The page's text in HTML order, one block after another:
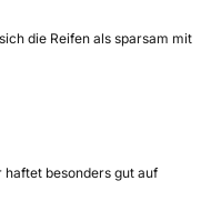
die Reifen als sparsam mit
besonders gut auf